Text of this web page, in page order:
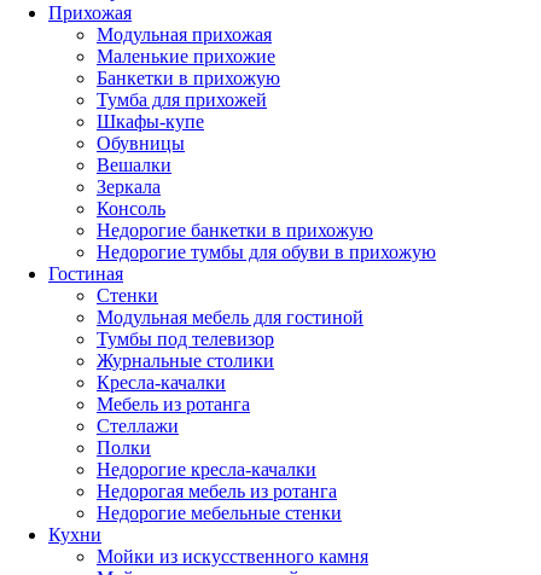
Прихожая
Модульная прихожая
Маленькие прихожие
Банкетки в прихожую
Тумба для прихожей
Шкафы-купе
Обувницы
Вешалки
Зеркала
Консоль
Недорогие банкетки в прихожую
Недорогие тумбы для обуви в прихожую
Гостиная
Стенки
Модульная мебель для гостиной
Тумбы под телевизор
Журнальные столики
Кресла-качалки
Мебель из ротанга
Стеллажи
Полки
Недорогие кресла-качалки
Недорогая мебель из ротанга
Недорогие мебельные стенки
Кухни
Мойки из искусственного камня